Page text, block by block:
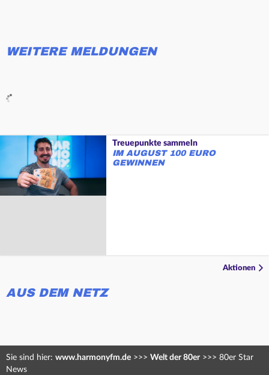
WEITERE MELDUNGEN
Treuepunkte sammeln
IM AUGUST 100 EURO
GEWINNEN
Aktionen
AUS DEM NETZ
Sie sind hier: www.harmonyfm.de >>> Welt der 80er >>> 80er Star
News